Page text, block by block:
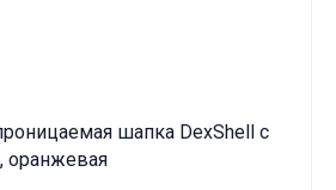
шапка DexShell с
оранжевая